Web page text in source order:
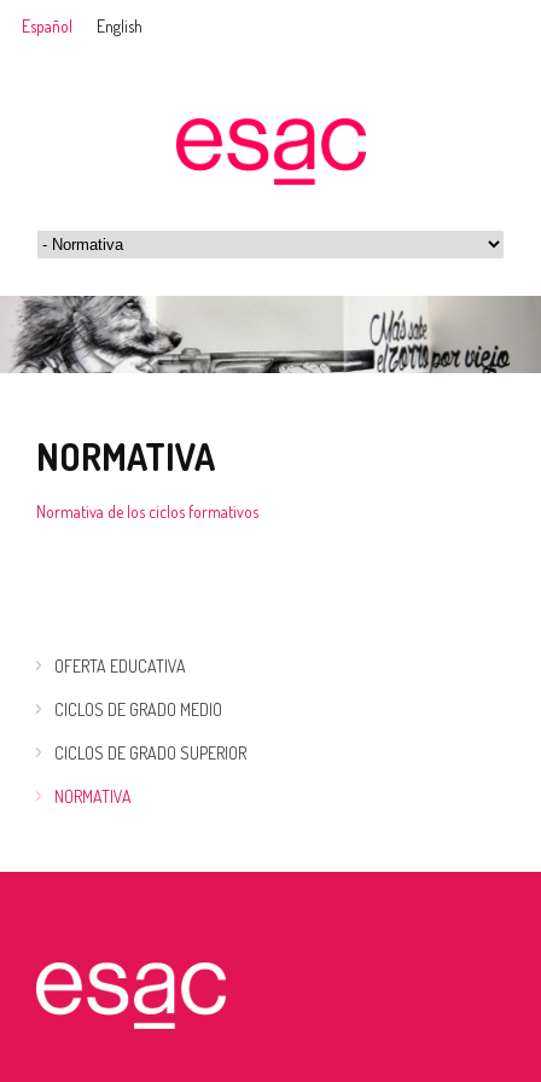
Español English
NORMATIVA
Normativa de los ciclos formativos
OFERTA EDUCATIVA
CICLOS DE GRADO MEDIO
CICLOS DE GRADO SUPERIOR
NORMATIVA